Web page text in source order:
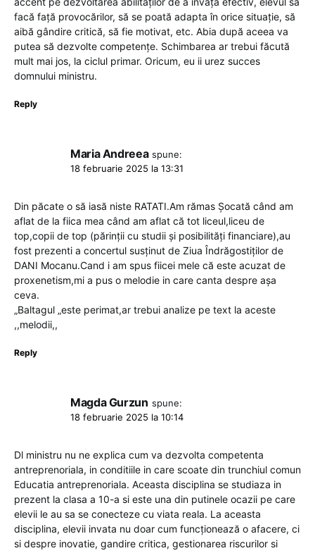
facă față provocărilor, să se poată adapta în orice situație, să
aibă gândire critică, să fie motivat, etc. Abia după aceea va
putea să dezvolte competențe. Schimbarea ar trebui făcută
mult mai jos, la ciclul primar. Oricum, eu ii urez succes
domnului ministru.
Reply
Maria Andreea spune:
18 februarie 2025 la 13:31
Din păcate o să iasă niste RATATI.Am rămas Șocată când am
aflat de la fiica mea când am aflat că tot liceul,liceu de
top,copii de top (părinții cu studii și posibilități financiare),au
fost prezenti a concertul susținut de Ziua Îndrăgostiților de
DANI Mocanu.Cand i am spus fiicei mele că este acuzat de
proxenetism,mi a pus o melodie in care canta despre așa
ceva.
„Baltagul „este perimat,ar trebui analize pe text la aceste
,,melodii,,
Reply
Magda Gurzun spune:
18 februarie 2025 la 10:14
Dl ministru nu ne explica cum va dezvolta competenta
antreprenoriala, in conditiile in care scoate din trunchiul comun
Educatia antreprenoriala. Aceasta disciplina se studiaza in
prezent la clasa a 10-a si este una din putinele ocazii pe care
elevii le au sa se conecteze cu viata reala. La aceasta
disciplina, elevii invata nu doar cum funcționează o afacere, ci
si despre inovatie, gandire critica, gestionarea riscurilor si